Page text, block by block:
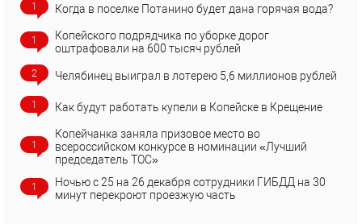
1 Когда в поселке Потанино будет дана горячая вода?
1
Копейского подрядчика по уборке дорог
оштрафовали на 600 тысяч рублей
2 Челябинец выиграл в лотерею 5,6 миллионов рублей
1 Как будут работать купели в Копейске в Крещение
1
Копейчанка заняла призовое место во
всероссийском конкурсе в номинации «Лучший
председатель ТОС»
1
Ночью с 25 на 26 декабря сотрудники ГИБДД на 30
минут перекроют проезжую часть